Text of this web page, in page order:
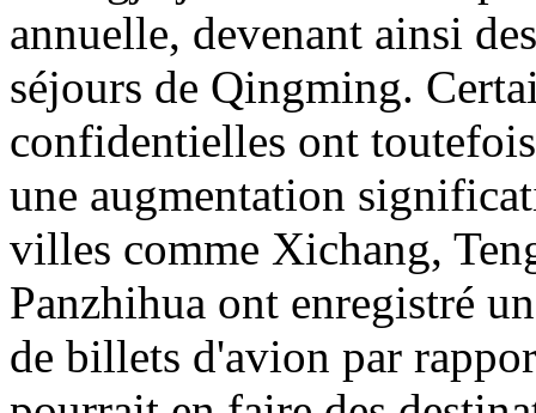
annuelle, devenant ainsi
séjours de Qingming.
confidentielles ont
une augmentation
villes comme Xichang,
Panzhihua ont enregistré
de billets d'avion par